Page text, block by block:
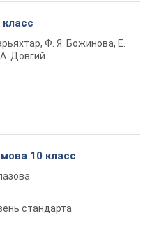
Ф. Я. Божинова, Е.
Довгий
10 класс
стандарта